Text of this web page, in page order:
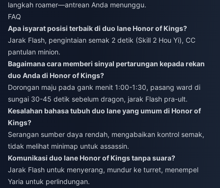
langkah roamer—antrean Anda menunggu.
FAQ
Apa isyarat posisi terbaik di duo lane Honor of Kings?
Jarak Flash, pengintaian semak 2 detik (Skill 2 Hou Yi), CC
pantulan minion.
Bagaimana cara memberi sinyal pertarungan kepada rekan
duo Anda di Honor of Kings?
Dorongan maju pada gank menit 1:00-1:30, pasang ward di
sungai 30-45 detik sebelum dragon, jarak Flash pra-ult.
Kesalahan bahasa tubuh duo lane yang umum di Honor of
Kings?
Serangan sumber daya rendah, mengabaikan kontrol semak,
tidak melihat minimap untuk assassin.
Komunikasi duo lane Honor of Kings tanpa suara?
Jarak Flash untuk menyerang, mundur ke turret, menempel
Yaria untuk perlindungan.